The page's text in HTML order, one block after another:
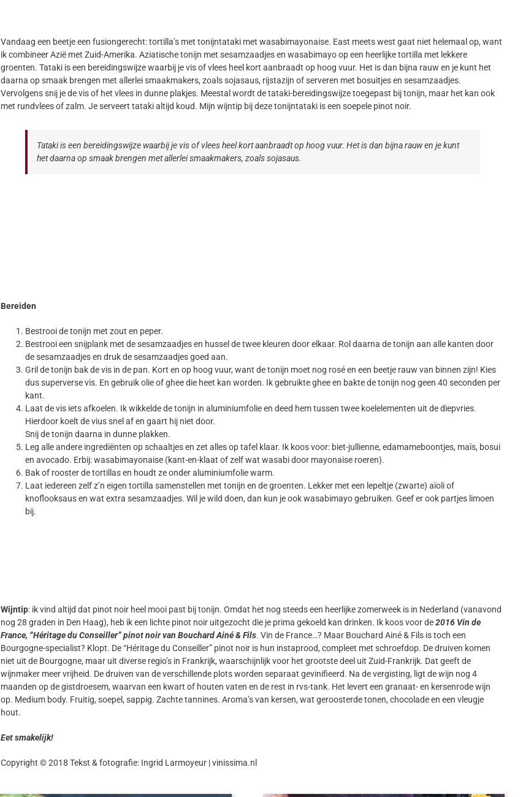
Vandaag een beetje een fusiongerecht: tortilla’s met tonijntataki met wasabimayonaise. East meets west gaat niet helemaal op, want
ik combineer Azië met Zuid-Amerika. Aziatische tonijn met sesamzaadjes en wasabimayo op een heerlijke tortilla met lekkere
groenten. Tataki is een bereidingswijze waarbij je vis of vlees heel kort aanbraadt op hoog vuur. Het is dan bijna rauw en je kunt het
daarna op smaak brengen met allerlei smaakmakers, zoals sojasaus, rijstazijn of serveren met bosuitjes en sesamzaadjes.
Vervolgens snij je de vis of het vlees in dunne plakjes. Meestal wordt de tataki-bereidingswijze toegepast bij tonijn, maar het kan ook
met rundvlees of zalm. Je serveert tataki altijd koud. Mijn wijntip bij deze tonijntataki is een soepele pinot noir.
Tataki is een bereidingswijze waarbij je vis of vlees heel kort aanbraadt op hoog vuur. Het is dan bijna rauw en je kunt
het daarna op smaak brengen met allerlei smaakmakers, zoals sojasaus.
Bereiden
Bestrooi de tonijn met zout en peper.
Bestrooi een snijplank met de sesamzaadjes en hussel de twee kleuren door elkaar. Rol daarna de tonijn aan alle kanten door
de sesamzaadjes en druk de sesamzaadjes goed aan.
Gril de tonijn bak de vis in de pan. Kort en op hoog vuur, want de tonijn moet nog rosé en een beetje rauw van binnen zijn! Kies
dus superverse vis. En gebruik olie of ghee die heet kan worden. Ik gebruikte ghee en bakte de tonijn nog geen 40 seconden per
kant.
Laat de vis iets afkoelen. Ik wikkelde de tonijn in aluminiumfolie en deed hem tussen twee koelelementen uit de diepvries.
Hierdoor koelt de vius snel af en gaart hij niet door.
Snij de tonijn daarna in dunne plakken.
Leg alle andere ingrediënten op schaaltjes en zet alles op tafel klaar. Ik koos voor: biet-jullienne, edamameboontjes, maïs, bosui
en avocado. Erbij: wasabimayonaise (kant-en-klaat of zelf wat wasabi door mayonaise roeren).
Bak of rooster de tortillas en houdt ze onder aluminiumfolie warm.
Laat iedereen zelf z’n eigen tortilla samenstellen met tonijn en de groenten. Lekker met een lepeltje (zwarte) aïoli of
knoflooksaus en wat extra sesamzaadjes. Wil je wild doen, dan kun je ook wasabimayo gebruiken. Geef er ook partjes limoen
bij.
Wijntip: ik vind altijd dat pinot noir heel mooi past bij tonijn. Omdat het nog steeds een heerlijke zomerweek is in Nederland (vanavond
nog 28 graden in Den Haag), heb ik een lichte pinot noir uitgezocht die je prima gekoeld kan drinken. Ik koos voor de2016 Vin de
France, “Héritage du Conseiller” pinot noir van Bouchard Ainé & Fils. Vin de France…? Maar Bouchard Ainé & Fils is toch een
Bourgogne-specialist? Klopt. De “Héritage du Conseiller” pinot noir is hun instaprood, compleet met schroefdop. De druiven komen
niet uit de Bourgogne, maar uit diverse regio’s in Frankrijk, waarschijnlijk voor het grootste deel uit Zuid-Frankrijk. Dat geeft de
wijnmaker meer vrijheid. De druiven van de verschillende plots worden separaat gevinifieerd. Na de vergisting, ligt de wijn nog 4
maanden op de gistdroesem, waarvan een kwart of houten vaten en de rest in rvs-tank. Het levert een granaat- en kersenrode wijn
op. Medium body. Fruitig, soepel, sappig. Zachte tannines. Aroma’s van kersen, wat geroosterde tonen, chocolade en een vleugje
hout.
Eet smakelijk!
Copyright © 2018 Tekst & fotografie: Ingrid Larmoyeur | vinissima.nl